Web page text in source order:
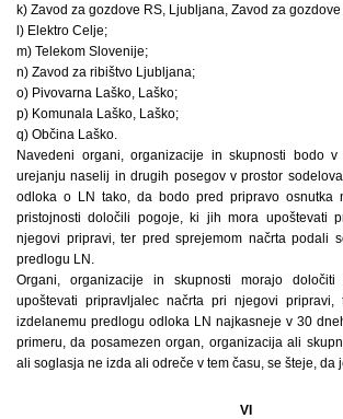
k) Zavod za gozdove RS, Ljubljana, Zavod za
l) Elektro Celje;
m) Telekom Slovenije;
n) Zavod za ribištvo Ljubljana;
o) Pivovarna Laško, Laško;
p) Komunala Laško, Laško;
q) Občina Laško.
Navedeni organi, organizacije in skupnosti bodo
urejanju naselij in drugih posegov v prostor
odloka o LN tako, da bodo pred pripravo osnutka
pristojnosti določili pogoje, ki jih mora upoštevati
njegovi pripravi, ter pred sprejemom načrta podali
predlogu LN.
Organi, organizacije in skupnosti morajo
upoštevati pripravljalec načrta pri njegovi
izdelanemu predlogu odloka LN najkasneje v 30
primeru, da posamezen organ, organizacija ali
ali soglasja ne izda ali odreče v tem času, se šteje, da
VI